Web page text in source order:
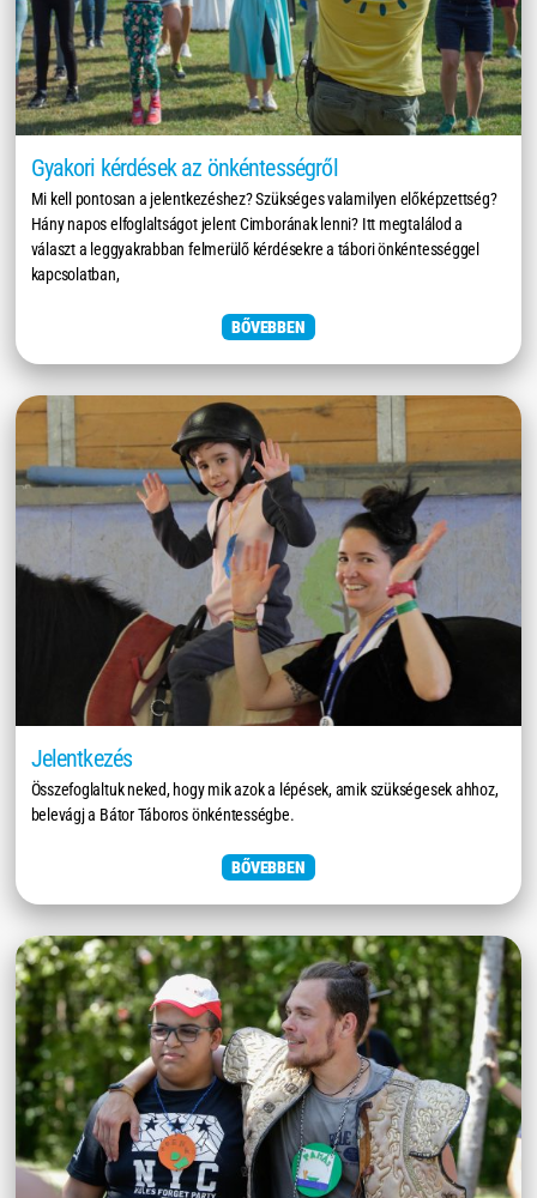
Gyakori kérdések az önkéntességről
Mi kell pontosan a jelentkezéshez? Szükséges valamilyen előképzettség?
Hány napos elfoglaltságot jelent Cimborának lenni? Itt megtalálod a
választ a leggyakrabban felmerülő kérdésekre a tábori önkéntességgel
kapcsolatban,
BŐVEBBEN
Jelentkezés
Összefoglaltuk neked, hogy mik azok a lépések, amik szükségesek ahhoz,
belevágj a Bátor Táboros önkéntességbe.
BŐVEBBEN